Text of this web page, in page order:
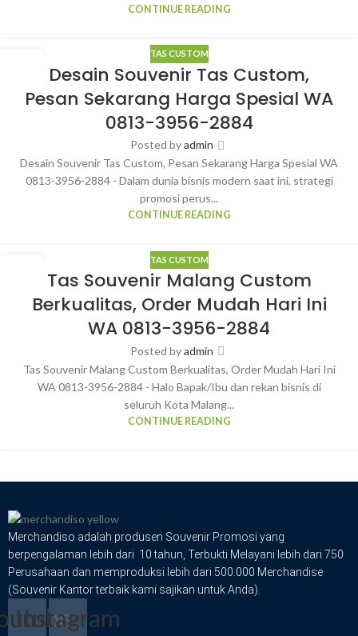
CONTINUE READING
TAS CUSTOM
Desain Souvenir Tas Custom,
Pesan Sekarang Harga Spesial WA
0813-3956-2884
Posted byadmin
Desain Souvenir Tas Custom, Pesan Sekarang Harga Spesial WA
0813-3956-2884 - Dalam dunia bisnis modern saat ini, strategi
promosi perus...
CONTINUE READING
TAS CUSTOM
Tas Souvenir Malang Custom
Berkualitas, Order Mudah Hari Ini
WA 0813-3956-2884
Posted byadmin
Tas Souvenir Malang Custom Berkualitas, Order Mudah Hari Ini
WA 0813-3956-2884 - Halo Bapak/Ibu dan rekan bisnis di
seluruh Kota Malang...
CONTINUE READING
Merchandiso adalah produsen Souvenir Promosi yang
berpengalaman lebih dari 10 tahun, Terbukti Melayani lebih dari 750
Perusahaan dan memproduksi lebih dari 500.000 Merchandise
(Souvenir Kantor terbaik kami sajikan untuk Anda).
Instagram